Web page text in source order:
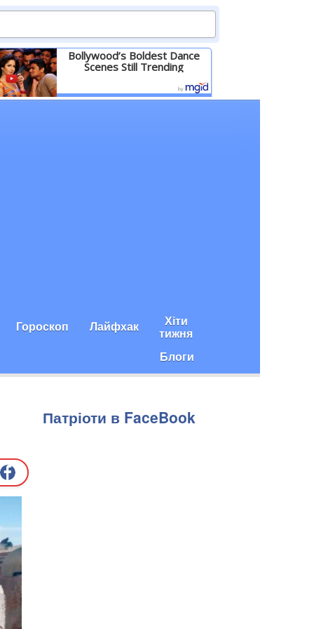
Bollywood’s Boldest Dance
Scenes Still Trending
Детальніше
Гороскоп Лайфхак Хіти
тижня
Блоги
Патріоти в FaceBook